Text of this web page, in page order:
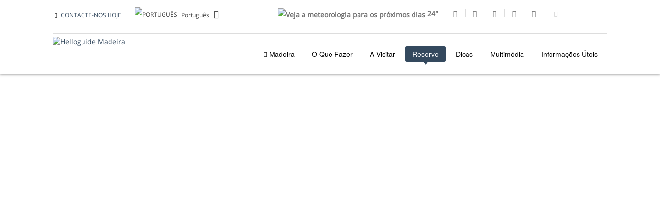
CONTACTE-NOS HOJE Português 24°
Madeira O Que Fazer A Visitar Reserve Dicas Multimédia Informações Úteis